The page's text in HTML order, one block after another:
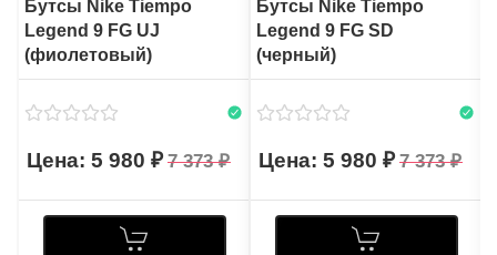
Бутсы Nike Tiempo
Legend 9 FG UJ
(фиолетовый)
5 980 7 373
Бутсы Nike Tiempo
Legend 9 FG SD
(черный)
5 980 7 373